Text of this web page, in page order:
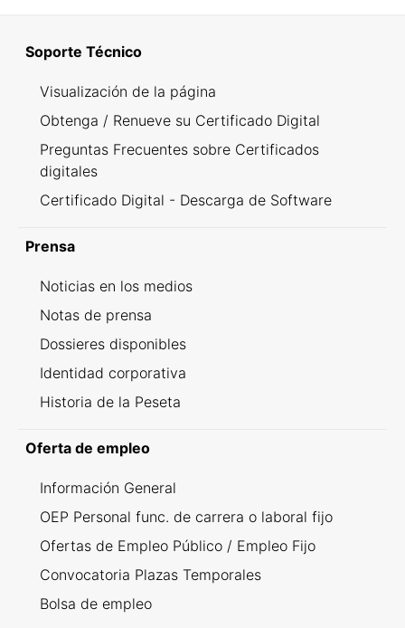
Soporte Técnico
Visualización de la página
Obtenga / Renueve su Certificado Digital
Preguntas Frecuentes sobre Certificados
digitales
Certificado Digital - Descarga de Software
Prensa
Noticias en los medios
Notas de prensa
Dossieres disponibles
Identidad corporativa
Historia de la Peseta
Oferta de empleo
Información General
OEP Personal func. de carrera o laboral fijo
Ofertas de Empleo Público / Empleo Fijo
Convocatoria Plazas Temporales
Bolsa de empleo